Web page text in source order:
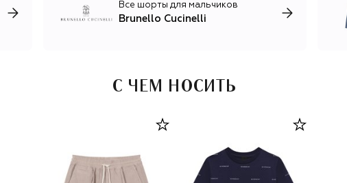
спорт-шик: брючные костюмы из шерсти и льна,
шелковые платья с изящными вышивками, базовые вещи
Все шорты для мальчиков
Brunello Cucinelli
С ЧЕМ НОСИТЬ